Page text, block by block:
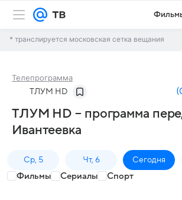
* транслируется московская сетка вещания
Телепрограмма
ТЛУМ HD (
ТЛУМ HD – программа
Ивантеевка
Ср, 5 Чт, 6 Сегодня
Фильмы Сериалы Спорт